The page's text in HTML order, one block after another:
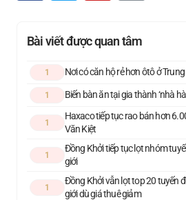
Bài viết được quan tâm
1 Nơi có căn hộ rẻ hơn ôtô ở
1 Biến bàn ăn tại gia thành ‘nhà
1
Haxaco tiếp tục rao bán hơn
Văn Kiệt
1
Đồng Khởi tiếp tục lọt nhóm
giới
1
Đồng Khởi vẫn lọt top 20 tuyến
giới dù giá thuê giảm